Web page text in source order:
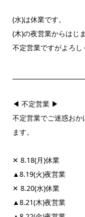
(水)は休業です。
(木)の夜営業からはじ
不定営業ですがよろし
◀ 不定営業 ▶
不定営業でご迷惑お
ます。
✕ 8.18(月)休業
▲8.19(火)夜営業
✕ 8.20(水)休業
▲8.21(木)夜営業